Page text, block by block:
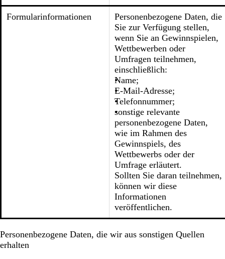
Formularinformationen
Personenbezogene Daten, die
Sie zur Verfügung stellen,
wenn Sie an Gewinnspielen,
Wettbewerben oder
Umfragen teilnehmen,
einschließlich:
Name;
E-Mail-Adresse;
Telefonnummer;
sonstige relevante
personenbezogene Daten,
wie im Rahmen des
Gewinnspiels, des
Wettbewerbs oder der
Umfrage erläutert.
Sollten Sie daran teilnehmen,
können wir diese
Informationen
veröffentlichen.
Personenbezogene Daten, die wir aus sonstigen Quellen
erhalten